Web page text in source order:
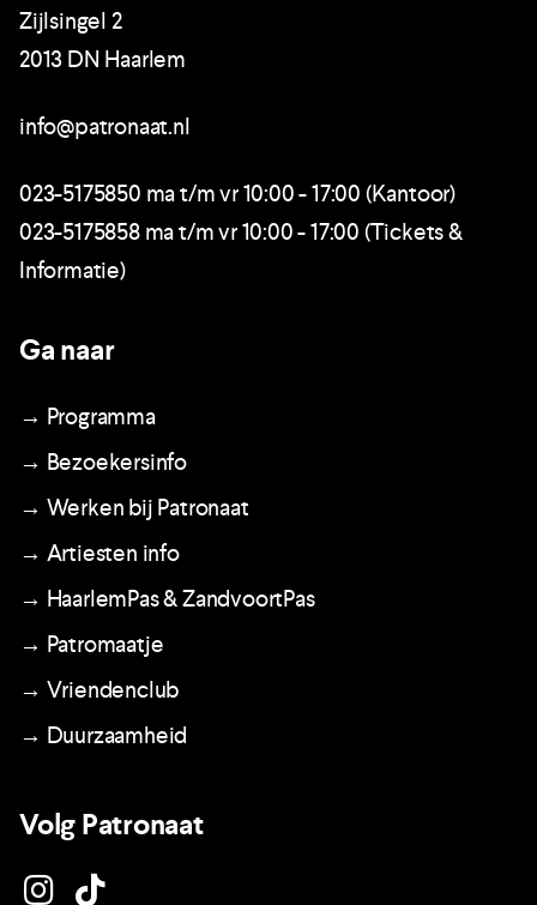
Zijlsingel 2
2013 DN Haarlem
info@patronaat.nl
023-5175850 ma t/m vr 10:00 - 17:00 (Kantoor)
023-5175858 ma t/m vr 10:00 - 17:00 (Tickets &
Informatie)
Ga naar
→ Programma
→ Bezoekersinfo
→ Werken bij Patronaat
→ Artiesten info
→ HaarlemPas & ZandvoortPas
→ Patromaatje
→ Vriendenclub
→ Duurzaamheid
Volg Patronaat